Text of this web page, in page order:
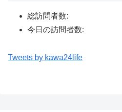
総訪問者数:
今日の訪問者数:
Tweets by kawa24life